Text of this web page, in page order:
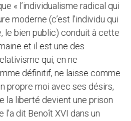
« l’individualisme radical qui
moderne (c’est l’individu qui
le bien public) conduit à cette
et il est une des
qui, en ne
définitif, ne laisse comme
propre moi avec ses désirs,
la liberté devient une prison
l’a dit Benoît XVI dans un